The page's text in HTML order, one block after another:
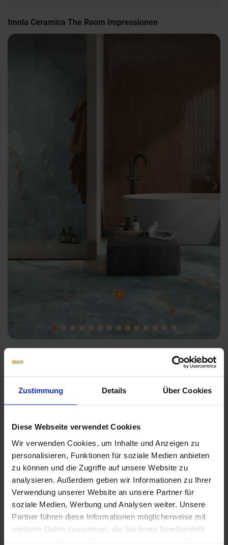
Zustimmung Details Über Cookies
Diese Webseite verwendet Cookies
Wir verwenden Cookies, um Inhalte und Anzeigen zu
personalisieren, Funktionen für soziale Medien anbieten
zu können und die Zugriffe auf unsere Website zu
analysieren. Außerdem geben wir Informationen zu Ihrer
Verwendung unserer Website an unsere Partner für
soziale Medien, Werbung und Analysen weiter. Unsere
Partner führen diese Informationen möglicherweise mit
weiteren Daten zusammen, die Sie ihnen bereitgestellt
Imola Ceramica The Room Impressionen
Previous